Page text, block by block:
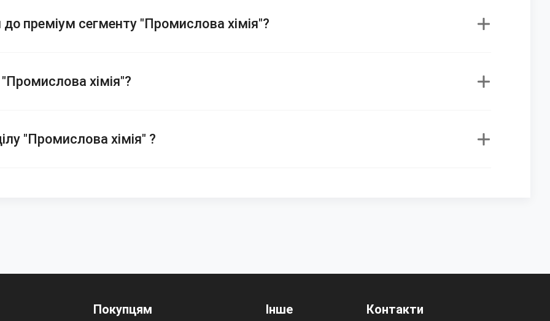
до преміум сегменту "Промислова хімія"?
хімія"?
"Промислова хімія" ?
Покупцям Інше Контакти